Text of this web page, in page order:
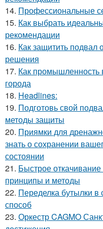
14. Профессиональные
15. Как выбрать
рекомендации
16. Как защитить подвал
решения
17. Как промышленность
города
18. Headlines:
19. Подготовь свой
методы защиты
20. Приямки для
знать о сохранении
состоянии
21. Быстрое
принципы и методы
22. Переделка бутылки в
способ
23. Оркестр CAGMO